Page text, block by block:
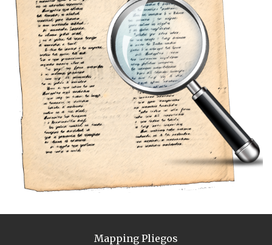
Mapping Pliegos